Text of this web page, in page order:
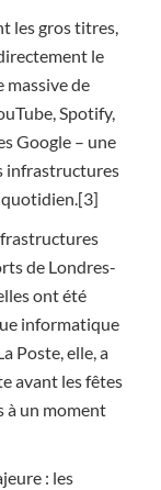
les gros titres,
le
massive de
Spotify,
Google – une
infrastructures
de Londres-
ont été
informatique
Poste, elle, a
avant les fêtes
à un moment
: les